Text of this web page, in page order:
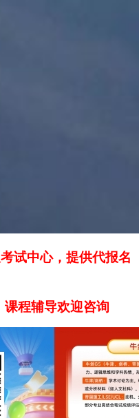
试中心，提供代报名
程辅导欢迎咨询